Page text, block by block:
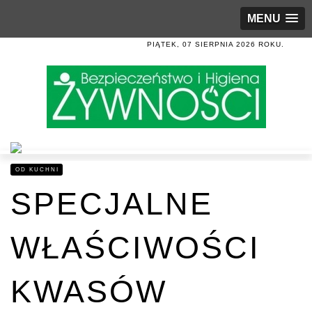
MENU
PIĄTEK, 07 SIERPNIA 2026 ROKU.
OD KUCHNI
SPECJALNE
WŁAŚCIWOŚCI
KWASÓW